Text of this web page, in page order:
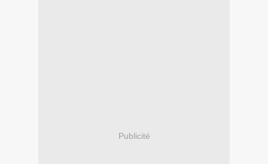
Publicité